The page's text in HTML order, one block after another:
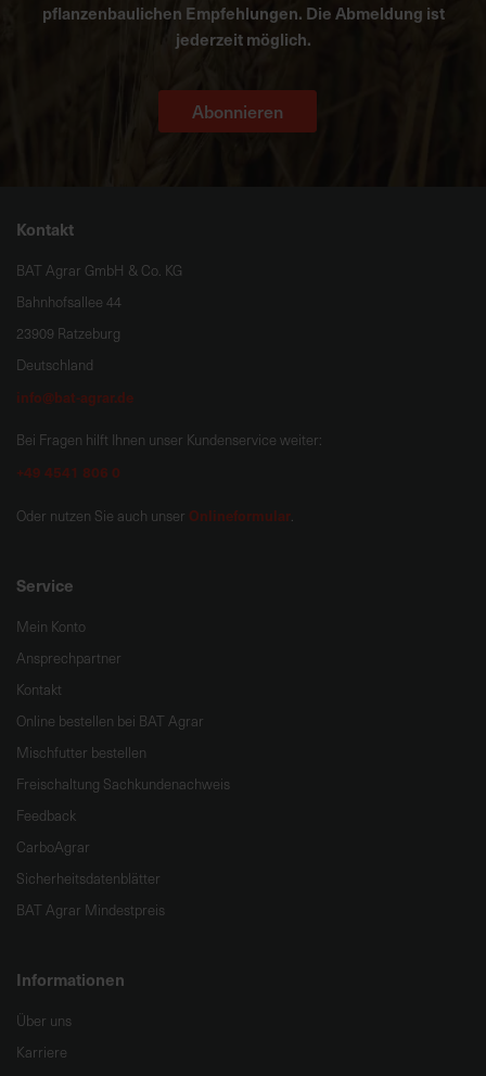
pflanzenbaulichen Empfehlungen. Die Abmeldung ist
jederzeit möglich.
Abonnieren
Kontakt
BAT Agrar GmbH & Co. KG
Bahnhofsallee 44
23909 Ratzeburg
Deutschland
info@bat-agrar.de
Bei Fragen hilft Ihnen unser Kundenservice weiter:
+49 4541 806 0
Oder nutzen Sie auch unser Onlineformular.
Service
Mein Konto
Ansprechpartner
Kontakt
Online bestellen bei BAT Agrar
Mischfutter bestellen
Freischaltung Sachkundenachweis
Feedback
CarboAgrar
Sicherheitsdatenblätter
BAT Agrar Mindestpreis
Informationen
Über uns
Karriere